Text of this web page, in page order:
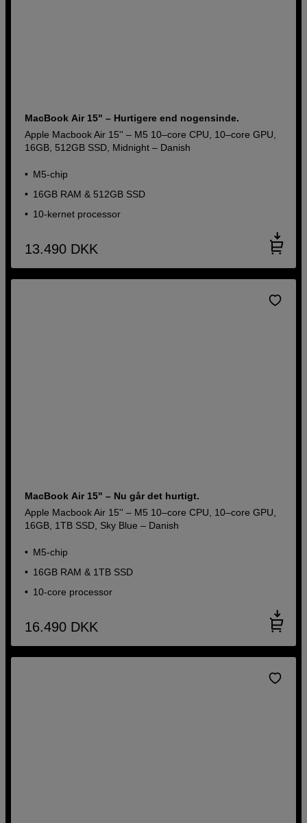
MacBook Air 15" – Hurtigere end nogensinde.
Apple Macbook Air 15'' – M5 10–core CPU, 10–core GPU,
16GB, 512GB SSD, Midnight – Danish
M5-chip
16GB RAM & 512GB SSD
10-kernet processor
13.490 DKK
MacBook Air 15" – Nu går det hurtigt.
Apple Macbook Air 15'' – M5 10–core CPU, 10–core GPU,
16GB, 1TB SSD, Sky Blue – Danish
M5-chip
16GB RAM & 1TB SSD
10-core processor
16.490 DKK